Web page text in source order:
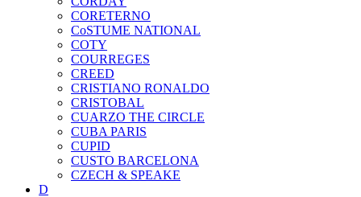
CORETERNO
CoSTUME NATIONAL
COTY
COURREGES
CREED
CRISTIANO RONALDO
CRISTOBAL
CUARZO THE CIRCLE
CUBA PARIS
CUPID
CUSTO BARCELONA
CZECH & SPEAKE
D